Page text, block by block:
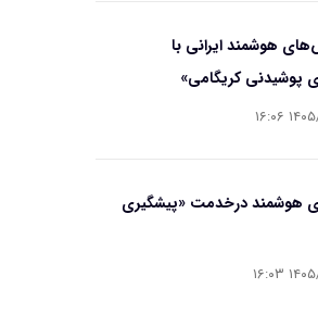
هوشمند ایرانی با
پوشیدنی کریگامی»
۱۶:۰۶
هوشمند درخدمت «پیشگیری
۱۶:۰۳